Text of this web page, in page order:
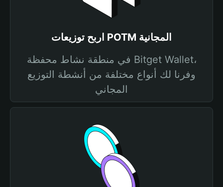
اربح توزيعات POTM المجانية
في منطقة نشاط محفظة Bitget Wallet،
وفرنا لك أنواع مختلفة من أنشطة التوزيع
المجاني